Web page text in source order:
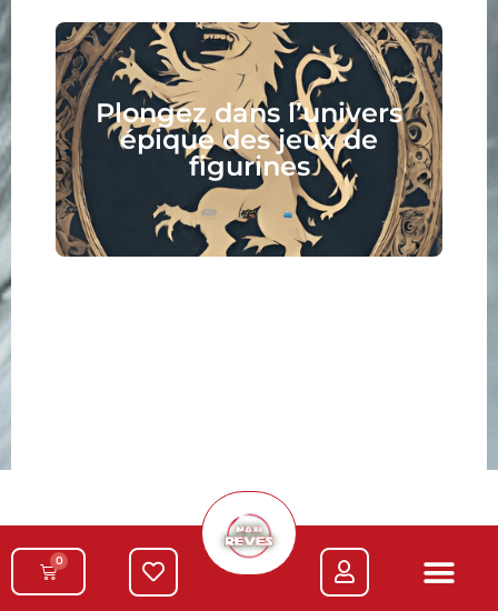
Plongez dans l’univers
épique des jeux de
figurines
0